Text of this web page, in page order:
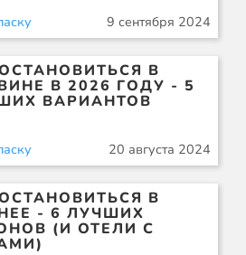
9 сентября 2024
В
В 2026 ГОДУ - 5
ВАРИАНТОВ
20 августа 2024
В
- 6 ЛУЧШИХ
(И ОТЕЛИ С